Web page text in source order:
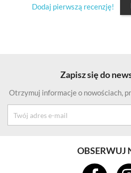
Dodaj pierwszą recenzję!
Zapisz się do
Otrzymuj informacje o nowościach,
OBSERWUJ